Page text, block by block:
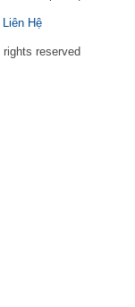
Liên Hệ
reserved